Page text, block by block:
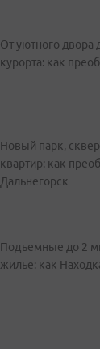
От уютного двора
курорта: как
Новый парк,
квартир: как
Дальнегорск
Подъемные до 2
жилье: как